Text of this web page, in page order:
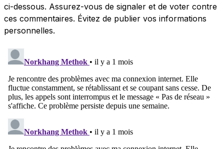
ci-dessous. Assurez-vous de signaler et de voter contre
ces commentaires. Évitez de publier vos informations
personnelles.